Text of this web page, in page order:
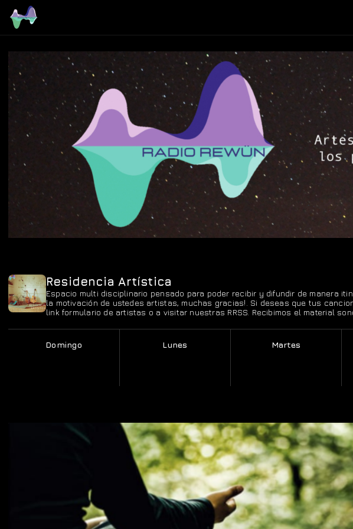
Residencia Artística
Espacio multi disciplinario pensado para poder recibir y difundir de manera
la motivación de ustedes artistas, muchas gracias!. Si deseas que tus
link formulario de artistas o a visitar nuestras RRSS. Recibimos el material
Domingo Lunes Martes